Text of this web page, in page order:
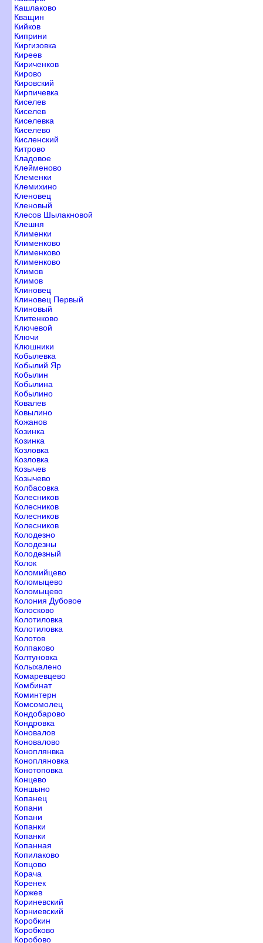
Кашлаково
Кващин
Кийко
Киприни
Киргизовка
Кирее
Кириченко
Кирово
Кировский
Кирпичевка
Киселе
Киселе
Киселевка
Киселево
Кисленский
Китрово
Кладовое
Клейменово
Клеменки
Клемихино
Кленовец
Кленовый
Клесов Шылакновой
Клешня
Клименки
Клименково
Клименково
Клименково
Климо
Климо
Клиновец
Клиновец Первый
Клиновый
Клитенково
Ключевой
Ключи
Клюшники
Кобылевка
Кобылий Яр
Кобылин
Кобылина
Кобылино
Ковале
Ковылино
Кожано
Козинка
Козинка
Козловка
Козловка
Козыче
Козычево
Колбасовка
Колеснико
Колеснико
Колеснико
Колеснико
Колодезно
Колодезны
Колодезный
Колок
Коломийцево
Коломыцево
Коломыцево
Колония Дубовое
Колосково
Колотиловка
Колотиловка
Колото
Колпаково
Колтуновка
Колыхалено
Комаревцево
Комбинат
Коминтерн
Комсомолец
Кондобарово
Кондровка
Коновало
Коновалово
Коноплянвка
Конопляновка
Конотоповка
Концево
Коншыно
Копанец
Копани
Копани
Копанки
Копанки
Копанная
Копилаково
Копцово
Корача
Коренек
Корже
Кориневский
Корниевский
Коробкин
Коробково
Коробово